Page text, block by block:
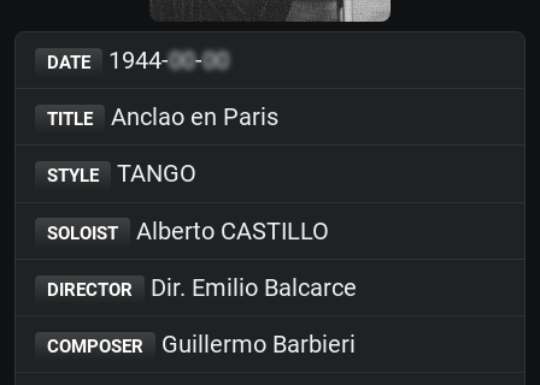
DATE 1944-00-00
TITLE Anclao en Paris
STYLE TANGO
SOLOIST Alberto CASTILLO
DIRECTOR Dir. Emilio Balcarce
COMPOSER Guillermo Barbieri